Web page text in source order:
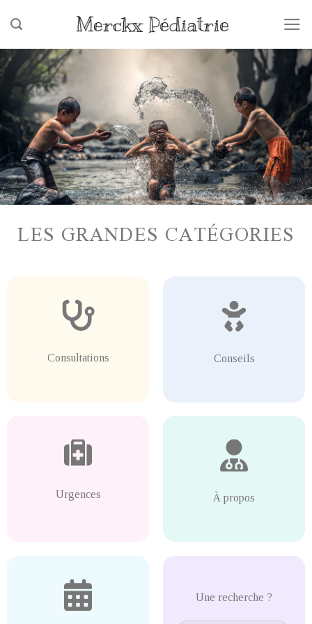
content
LES GRANDES CATÉGORIES
Consultations Conseils
Urgences
Une recherche ?
À propos